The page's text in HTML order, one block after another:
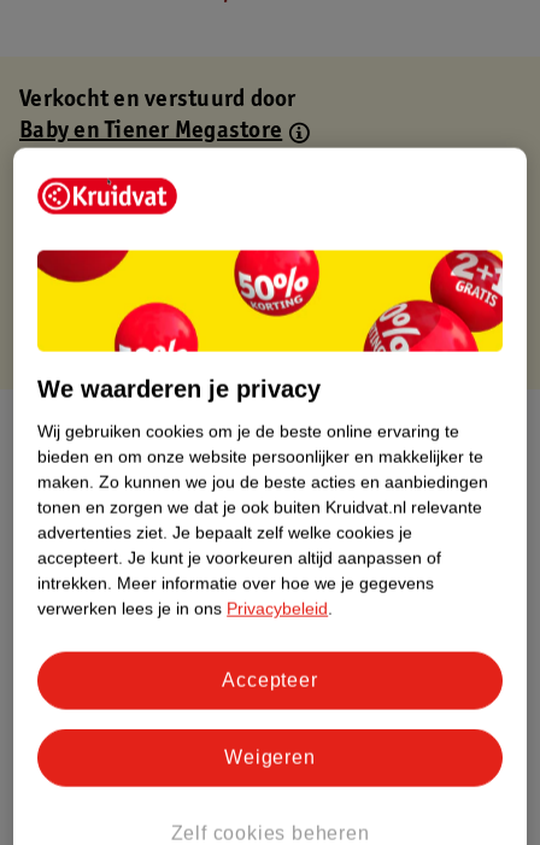
Verkocht en verstuurd door
Baby en Tiener Megastore
Binnen 1 werkdag verstuurd
Gratis thuisbezorgd
Gratis punten met je Kruidvat kaart
Over dit product
Productinformatie
Nature Impact Score
Dit product heeft (nog) geen Nature
Impact Score.
Bestel & Bezorginformatie
We waarderen je privacy
Wij gebruiken cookies om je de beste online ervaring te
bieden en om onze website persoonlijker en makkelijker te
maken. Zo kunnen we jou de beste acties en aanbiedingen
tonen en zorgen we dat je ook buiten Kruidvat.nl relevante
advertenties ziet. Je bepaalt zelf welke cookies je
accepteert. Je kunt je voorkeuren altijd aanpassen of
intrekken. Meer informatie over hoe we je gegevens
verwerken lees je in ons Privacybeleid.
Zelf cookies beheren
Weigeren
Accepteer